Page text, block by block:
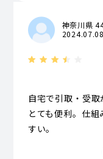
神奈川県
2024.07.08
自宅で引取・受取
とても便利。仕
すい。